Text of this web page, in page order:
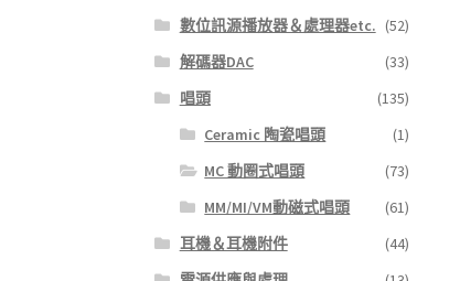
數位訊源播放器＆處理器etc. (52)
解碼器DAC
(33)
唱頭
(135)
Ceramic 陶瓷唱頭
(1)
MC 動圈式唱頭
(73)
MM/MI/VM動磁式唱頭
(61)
耳機＆耳機附件
(44)